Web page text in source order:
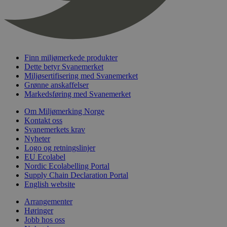
Finn miljømerkede produkter
Dette betyr Svanemerket
Miljøsertifisering med Svanemerket
Grønne anskaffelser
Markedsføring med Svanemerket
Om Miljømerking Norge
Kontakt oss
Svanemerkets krav
Nyheter
Logo og retningslinjer
EU Ecolabel
Nordic Ecolabelling Portal
Supply Chain Declaration Portal
English website
Arrangementer
Høringer
Jobb hos oss